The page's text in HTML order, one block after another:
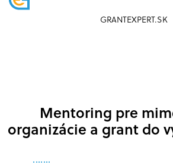
GRANTEXPERT.SK
Mentoring pre
organizácie a grant do